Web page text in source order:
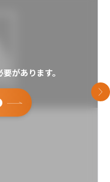
があります。
次